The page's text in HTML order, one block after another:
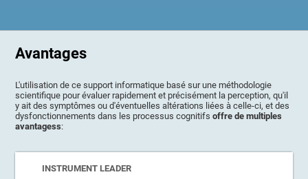
Avantages
L'utilisation de ce support informatique basé sur une méthodologie
scientifique pour évaluer rapidement et précisément la perception, qu'il
y ait des symptômes ou d'éventuelles altérations liées à celle-ci, et des
dysfonctionnements dans les processus cognitifsoffre de multiples
avantagess:
INSTRUMENT LEADER